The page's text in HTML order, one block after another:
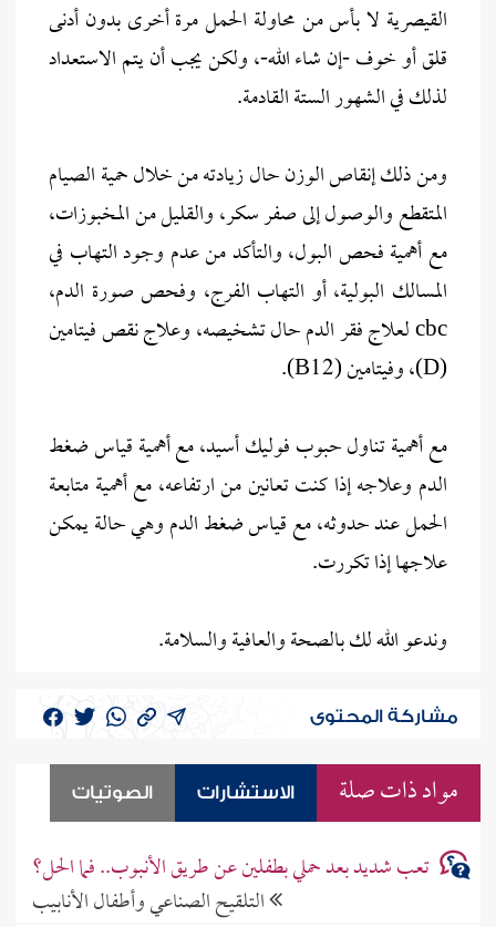
القيصرية لا بأس من محاولة الحمل مرة أخرى بدون أدنى
قلق أو خوف -إن شاء الله-، ولكن يجب أن يتم الاستعداد
لذلك في الشهور الستة القادمة.
ومن ذلك إنقاص الوزن حال زيادته من خلال حمية الصيام
المتقطع والوصول إلى صفر سكر، والقليل من المخبوزات،
مع أهمية فحص البول، والتأكد من عدم وجود التهاب في
المسالك البولية، أو التهاب الفرج، وفحص صورة الدم،
cbc لعلاج فقر الدم حال تشخيصه، وعلاج نقص فيتامين
(D)، وفيتامين (B12).
مع أهمية تناول حبوب فوليك أسيد، مع أهمية قياس ضغط
الدم وعلاجه إذا كنت تعانين من ارتفاعه، مع أهمية متابعة
الحمل عند حدوثه، مع قياس ضغط الدم وهي حالة يمكن
علاجها إذا تكررت.
وندعو الله لك بالصحة والعافية والسلامة.
مشاركة المحتوى
مواد ذات صلة الاستشارات الصوتيات
تعب شديد بعد حملي بطفلين عن طريق الأنبوب.. فما الحل؟
التلقيح الصناعي وأطفال الأنابيب